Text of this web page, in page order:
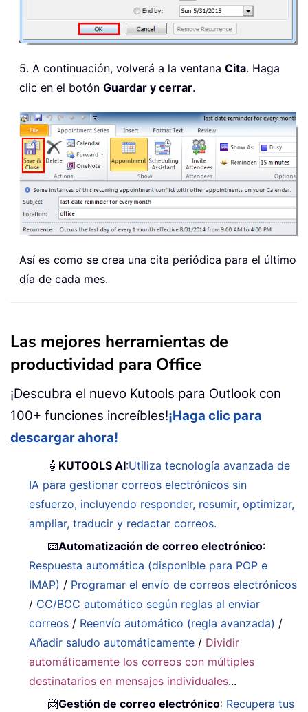
5. A continuación, volverá a la ventana Cita. Haga
clic en el botón Guardar y cerrar.
Así es como se crea una cita periódica para el último
día de cada mes.
Las mejores herramientas de
productividad para Office
¡Descubra el nuevo Kutools para Outlook con
100+ funciones increíbles!¡Haga clic para
descargar ahora!
🤖 KUTOOLS AI:Utiliza tecnología avanzada de
IA para gestionar correos electrónicos sin
esfuerzo, incluyendo responder, resumir, optimizar,
ampliar, traducir y redactar correos.
📧Automatización de correo electrónico:
Respuesta automática (disponible para POP e
IMAP) / Programar el envío de correos electrónicos
/ CC/BCC automático según reglas al enviar
correos / Reenvío automático (regla avanzada) /
Añadir saludo automáticamente / Dividir
automáticamente los correos con múltiples
destinatarios en mensajes individuales...
📨Gestión de correo electrónico: Recupera tus